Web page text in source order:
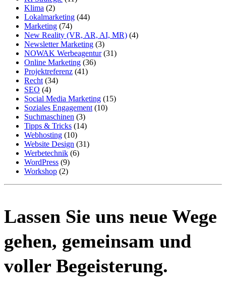
Klima (2)
Lokalmarketing (44)
Marketing (74)
New Reality (VR, AR, AI, MR) (4)
Newsletter Marketing (3)
NOWAK Werbeagentur(31)
Online Marketing (36)
Projektreferenz (41)
Recht (34)
SEO (4)
Social Media Marketing (15)
Soziales Engagement (10)
Suchmaschinen (3)
Tipps & Tricks (14)
Webhosting (10)
Website Design (31)
Werbetechnik (6)
WordPress (9)
Workshop (2)
Lassen Sie uns neue Wege
gehen, gemeinsam und
voller Begeisterung.